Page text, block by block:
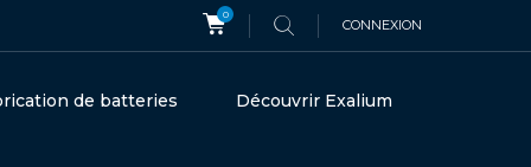
0
CONNEXION
de batteries Découvrir Exalium